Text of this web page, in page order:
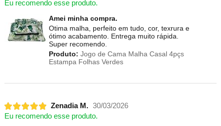
Eu recomendo esse produto.
Amei minha compra.
Otima malha, perfeito em tudo, cor, texrura e
ótimo acabamento. Entrega muito rápida.
Super recomendo.
Produto: Jogo de Cama Malha Casal 4pçs
Estampa Folhas Verdes
Zenadia M. 30/03/2026
Eu recomendo esse produto.